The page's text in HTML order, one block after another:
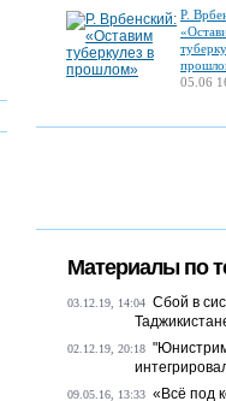
Р.
05.06
Материалы по
03.12.19, 14:04 Сбой в
02.12.19, 20:18
09.05.16, 13:33 «Всё под